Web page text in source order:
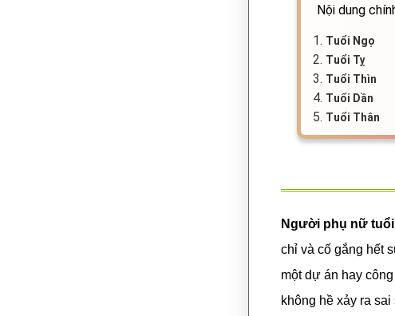
Nội dung
1. Tuổi Ngọ
2. Tuổi Tỵ
3. Tuổi Thìn
4. Tuổi Dần
5. Tuổi Thân
Người phụ nữ
chỉ và cố gắng hết
một dự án hay
không hề xảy ra sai